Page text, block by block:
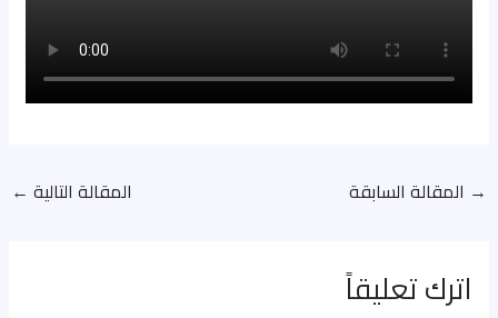
→ المقالة السابقة المقالة التالية ←
اترك تعليقاً